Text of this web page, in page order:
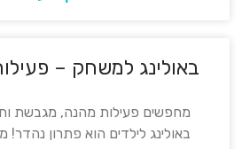
באולינג למשחק –
מחפשים פעילות מהנה, מגבשת
באולינג לילדים הוא פתרון